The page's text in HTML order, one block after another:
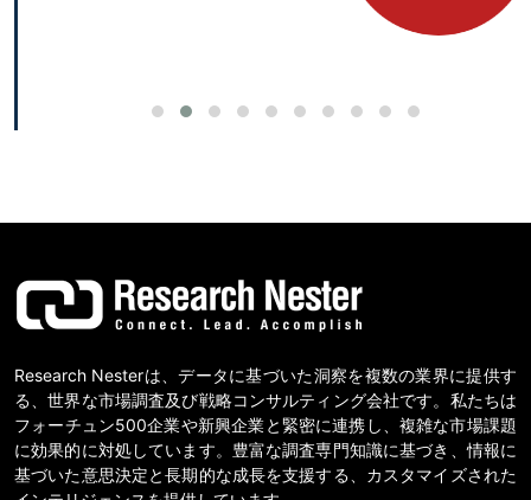
Research Nesterは、データに基づいた洞察を複数の業界に提供す
る、世界な市場調査及び戦略コンサルティング会社です。私たちは
フォーチュン500企業や新興企業と緊密に連携し、複雑な市場課題
に効果的に対処しています。豊富な調査専門知識に基づき、情報に
基づいた意思決定と長期的な成長を支援する、カスタマイズされた